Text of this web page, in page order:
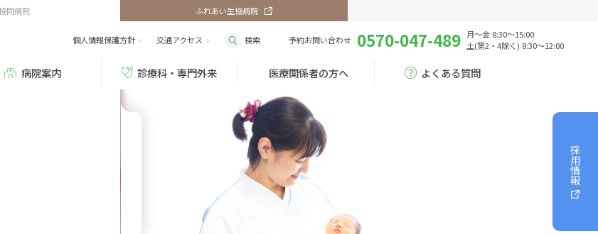
同病院 ふれあい生協病院
個人情報保護方針 交通アクセス 検索 予約お問い合わせ 0570-047-489 月～金 8:30～15:00
土(第2・4除く) 8:30～12:00
病院案内 診療科・専門外来 医療関係者の方へ よくある質問
採用情報